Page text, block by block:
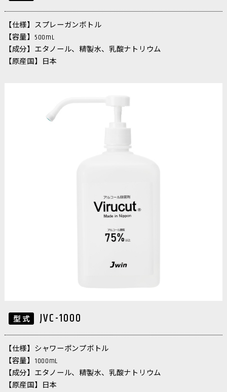
【仕様】スプレーガンボトル
【容量】500mL
【成分】エタノール、精製水、乳酸ナトリウム
【原産国】日本
JVC-1000
【仕様】シャワーポンプボトル
【容量】1000mL
【成分】エタノール、精製水、乳酸ナトリウム
【原産国】日本